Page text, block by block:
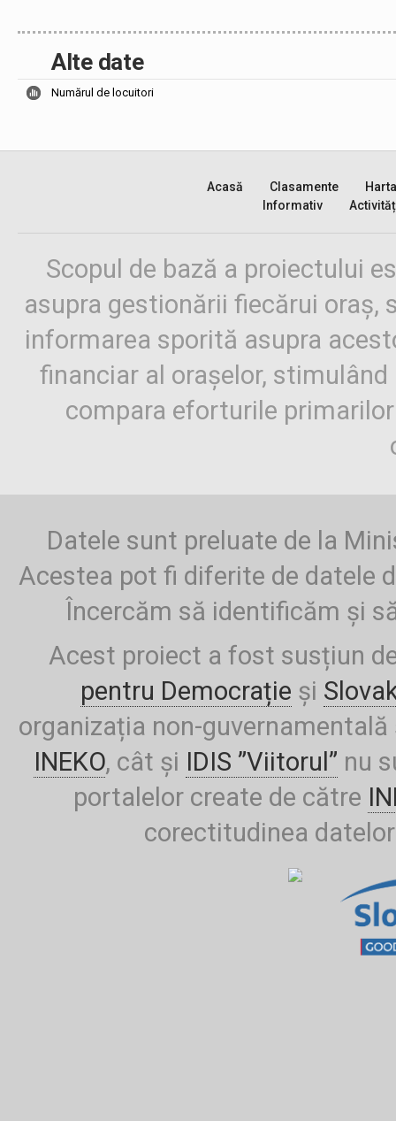
Alte date
Numărul de locuitori
Acasă Clasamente
Harta
Informativ
Scopul de bază a proiectului
asupra gestionării fiecărui oraș,
informarea sporită asupra
financiar al orașelor,
compara eforturile
Datele sunt preluate de la
Acestea pot fi diferite de datele
Încercăm să identificăm și
Acest proiect a fost susțiun
pentru Democrație și
organizația non-
INEKO, cât și IDIS ”Viitorul” nu
portalelor create de către
corectitudinea